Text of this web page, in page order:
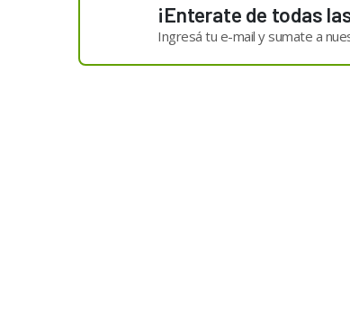
¡Enterate de todas
Ingresá tu e-mail y sumate a